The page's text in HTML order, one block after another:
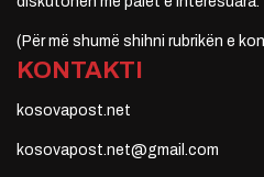
(Për më shumë shihni rubrikën e
KONTAKTI
kosovapost.net
kosovapost.net@gmail.com